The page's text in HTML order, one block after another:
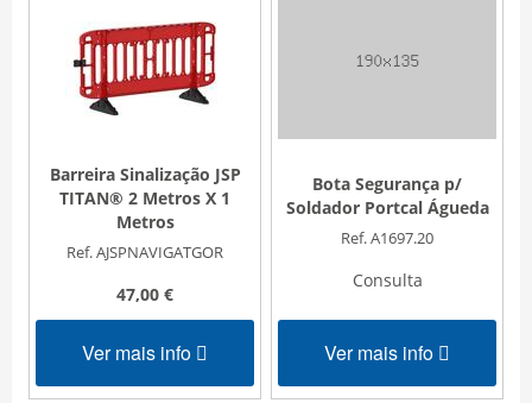
Barreira Sinalização JSP
TITAN® 2 Metros X 1
Metros
Ref. AJSPNAVIGATGOR
47,00 €
Ver mais info
Bota Segurança p/
Soldador Portcal Águeda
Ref. A1697.20
Consulta
Ver mais info